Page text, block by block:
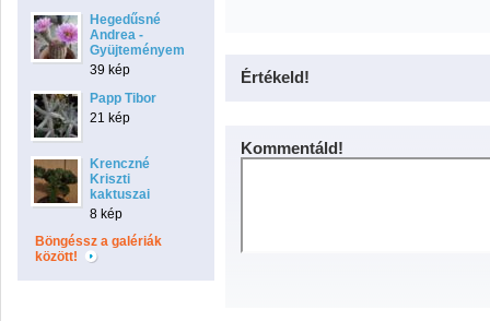
Hegedűsné
Andrea -
Gyüjteményem
39 kép
Papp Tibor
21 kép
Krenczné
Kriszti
kaktuszai
8 kép
Böngéssz a galériák
között!
Értékeld!
Kommentáld!